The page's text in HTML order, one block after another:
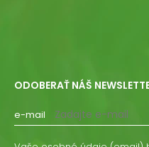
ODOBERAŤ NÁŠ
e-mail